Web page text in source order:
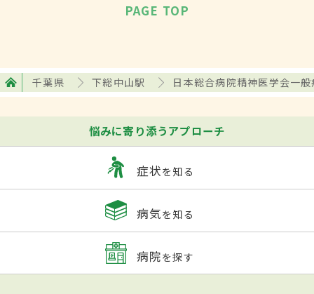
PAGE TOP
千葉県 下総中山駅 日本総合病院精神医学会一
悩みに寄り添うアプローチ
症状を知る
病気を知る
病院を探す